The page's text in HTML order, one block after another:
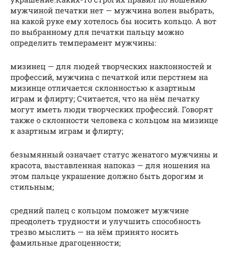
мужчиной печатки нет — мужчина волен выбрать,
на какой руке ему хотелось бы носить кольцо. А вот
по выбранному для печатки пальцу можно
определить темперамент мужчины:
мизинец — для людей творческих наклонностей и
профессий, мужчина с печаткой или перстнем на
мизинце отличается склонностью к азартным
играм и флирту; Считается, что на нём печатку
могут иметь люди творческих профессий. Говорят
также о склонности человека с кольцом на мизинце
к азартным играм и флирту;
безымянный означает статус женатого мужчины и
красота, выставленная напоказ — для ношения на
этом пальце украшение должно быть дорогим и
стильным;
средний палец с кольцом поможет мужчине
преодолеть трудности и улучшить способность
трезво мыслить — на нём принято носить
фамильные драгоценности;